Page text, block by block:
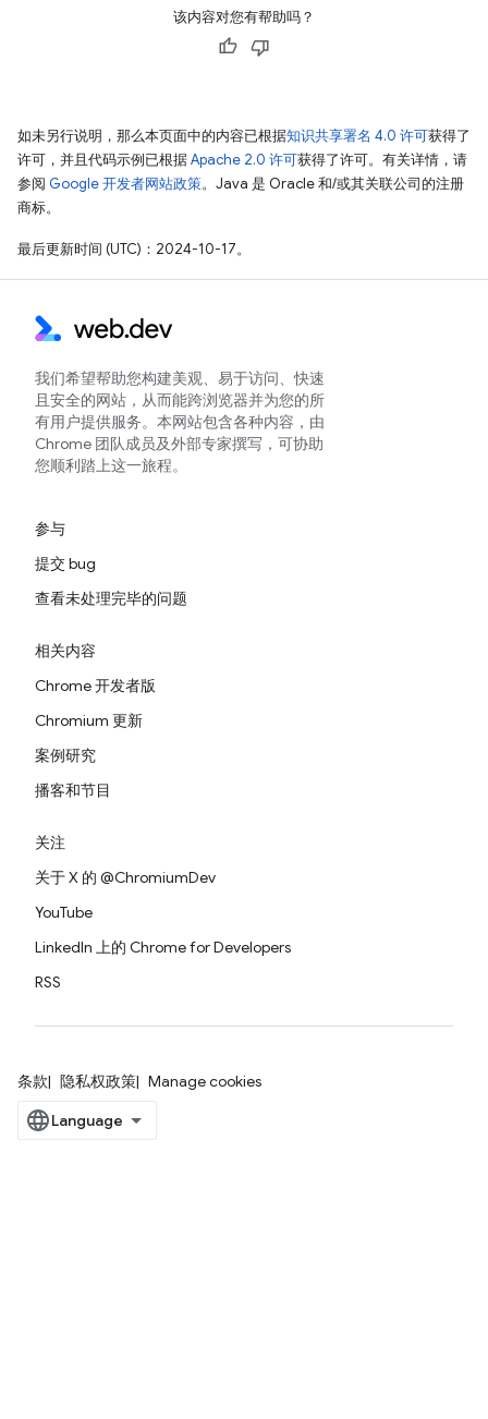
该内容对您有帮助吗？
如未另行说明，那么本页面中的内容已根据知识共享署名 4.0 许可获得了
许可，并且代码示例已根据Apache 2.0 许可获得了许可。有关详情，请
参阅 Google 开发者网站政策。Java 是 Oracle 和/或其关联公司的注册
商标。
最后更新时间 (UTC)：2024-10-17。
我们希望帮助您构建美观、易于访问、快速
且安全的网站，从而能跨浏览器并为您的所
有用户提供服务。本网站包含各种内容，由
Chrome 团队成员及外部专家撰写，可协助
您顺利踏上这一旅程。
参与
提交 bug
查看未处理完毕的问题
相关内容
Chrome 开发者版
Chromium 更新
案例研究
播客和节目
关注
关于 X 的 @ChromiumDev
YouTube
LinkedIn 上的 Chrome for Developers
RSS
条款 隐私权政策 Manage cookies